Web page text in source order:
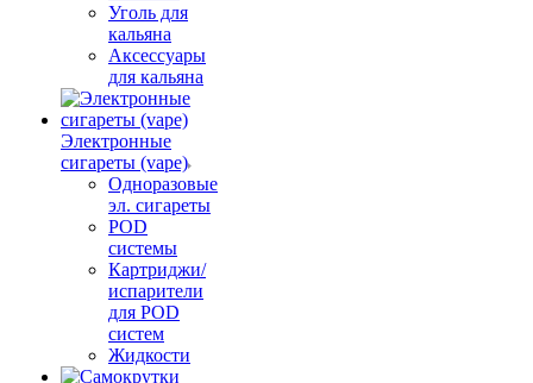
Уголь для
кальяна
Аксессуары
для кальяна
Электронные
сигареты (vape)
Одноразовые
эл. сигареты
POD
системы
Картриджи/
испарители
для POD
систем
Жидкости